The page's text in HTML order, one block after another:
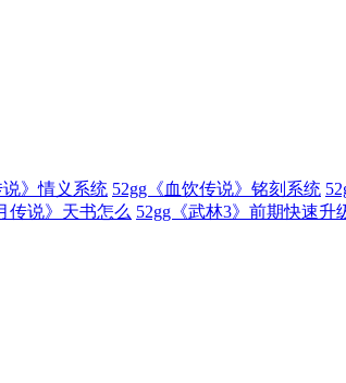
说》情义系统 52gg《血饮传说》铭刻系统
传说》天书怎么 52gg《武林3》前期快速升